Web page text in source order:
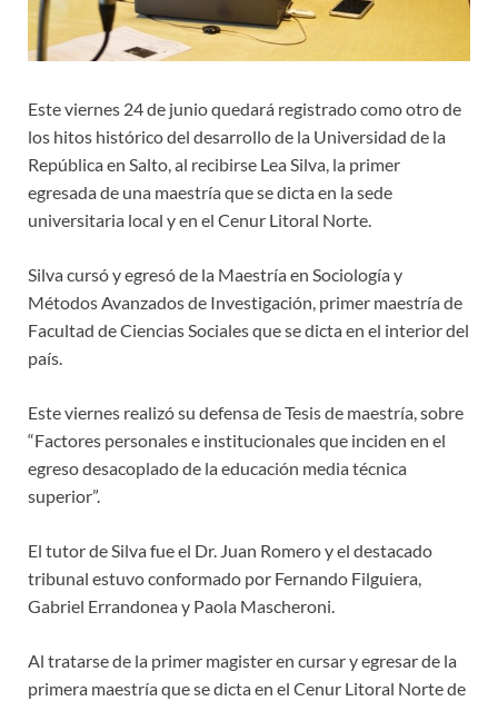
Este viernes 24 de junio quedará registrado como otro de
los hitos histórico del desarrollo de la Universidad de la
República en Salto, al recibirse Lea Silva, la primer
egresada de una maestría que se dicta en la sede
universitaria local y en el Cenur Litoral Norte.
Silva cursó y egresó de la Maestría en Sociología y
Métodos Avanzados de Investigación, primer maestría de
Facultad de Ciencias Sociales que se dicta en el interior del
país.
Este viernes realizó su defensa de Tesis de maestría, sobre
“Factores personales e institucionales que inciden en el
egreso desacoplado de la educación media técnica
superior”.
El tutor de Silva fue el Dr. Juan Romero y el destacado
tribunal estuvo conformado por Fernando Filguiera,
Gabriel Errandonea y Paola Mascheroni.
Al tratarse de la primer magister en cursar y egresar de la
primera maestría que se dicta en el Cenur Litoral Norte de